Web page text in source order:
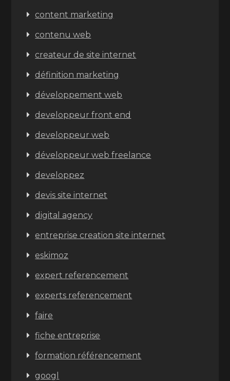
content marketing
contenu web
createur de site internet
définition marketing
développement web
developpeur front end
developpeur web
développeur web freelance
developpez
devis site internet
digital agency
entreprise creation site internet
eskimoz
expert referencement
experts referencement
faire
fiche entreprise
formation référencement
googl